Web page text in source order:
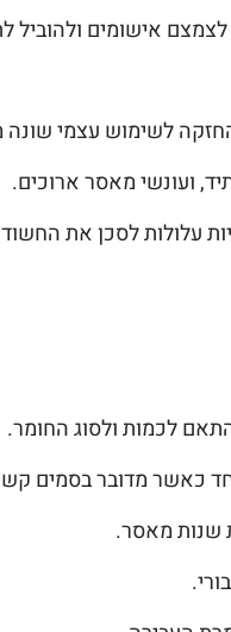
לצמצם אישומים
לשימוש עצמי
ועונשי מאסר ארוכים.
עלולות לסכן את
לכמות ולסוג החומר.
כאשר מדובר בסמים
שנות מאסר.